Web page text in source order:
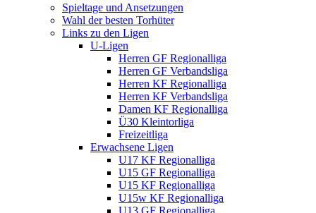
Spieltage und Ansetzungen
Wahl der besten Torhüter
Links zu den Ligen
U-Ligen
Herren GF Regionalliga
Herren GF Verbandsliga
Herren KF Regionalliga
Herren KF Verbandsliga
Damen KF Regionalliga
Ü30 Kleintorliga
Freizeitliga
Erwachsene Ligen
U17 KF Regionalliga
U15 GF Regionalliga
U15 KF Regionalliga
U15w KF Regionalliga
U13 GF Regionalliga